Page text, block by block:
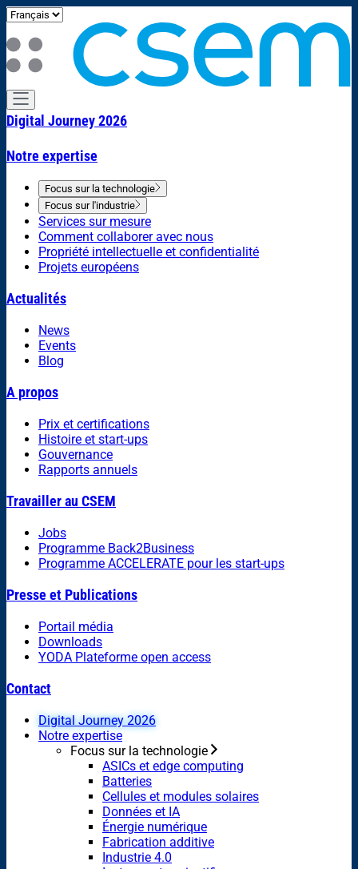
Digital Journey 2026
Notre expertise
Focus sur la technologie
Focus sur l'industrie
Services sur mesure
Comment collaborer avec nous
Propriété intellectuelle et confidentialité
Projets européens
Actualités
News
Events
Blog
A propos
Prix et certifications
Histoire et start-ups
Gouvernance
Rapports annuels
Travailler au CSEM
Jobs
Programme Back2Business
Programme ACCELERATE pour les start-ups
Presse et Publications
Portail média
Downloads
YODA Plateforme open access
Contact
Digital Journey 2026
Notre expertise
Focus sur la technologie
ASICs et edge computing
Batteries
Cellules et modules solaires
Données et IA
Énergie numérique
Fabrication additive
Industrie 4.0